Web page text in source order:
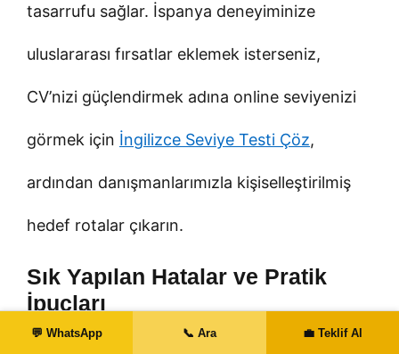
tasarrufu sağlar. İspanya deneyiminize
uluslararası fırsatlar eklemek isterseniz,
CV’nizi güçlendirmek adına online seviyenizi
görmek için İngilizce Seviye Testi Çöz,
ardından danışmanlarımızla kişiselleştirilmiş
hedef rotalar çıkarın.
Sık Yapılan Hatalar ve Pratik
İpuçları
Kaçınmanız Gerekenler
💬 WhatsApp 📞 Ara 💼 Teklif Al